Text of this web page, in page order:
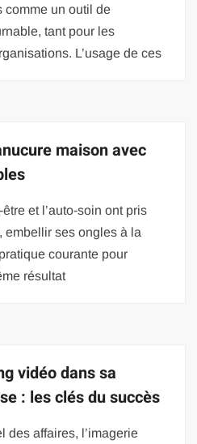
comme un outil de
tant pour les
L’usage de ces
maison avec
et l’auto-soin ont pris
embellir ses ongles à la
courante pour
résultat
vidéo dans sa
: les clés du succès
des affaires, l’imagerie